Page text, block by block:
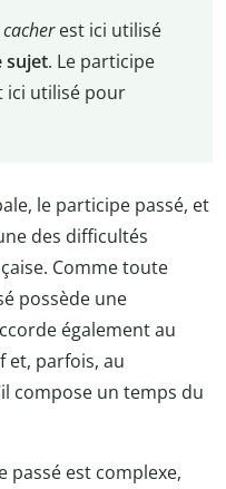
cacherest ici utilisé
sujet. Le participe
ici utilisé pour
le participe passé, et
des difficultés
Comme toute
possède une
également au
et, parfois, au
compose un temps du
passé est complexe,